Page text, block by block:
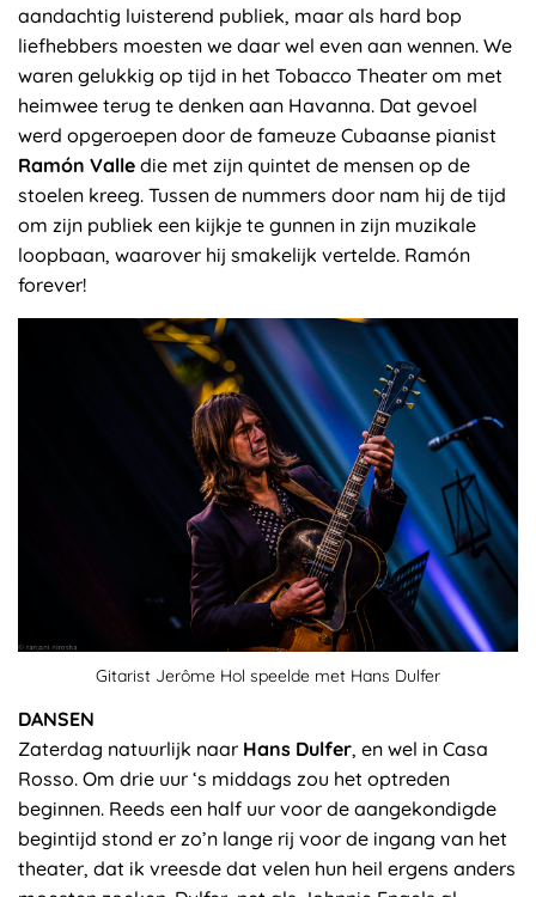
aandachtig luisterend publiek, maar als hard bop
liefhebbers moesten we daar wel even aan wennen. We
waren gelukkig op tijd in het Tobacco Theater om met
heimwee terug te denken aan Havanna. Dat gevoel
werd opgeroepen door de fameuze Cubaanse pianist
Ramón Valle die met zijn quintet de mensen op de
stoelen kreeg. Tussen de nummers door nam hij de tijd
om zijn publiek een kijkje te gunnen in zijn muzikale
loopbaan, waarover hij smakelijk vertelde. Ramón
forever!
Gitarist Jerôme Hol speelde met Hans Dulfer
DANSEN
Zaterdag natuurlijk naar Hans Dulfer, en wel in Casa
Rosso. Om drie uur ‘s middags zou het optreden
beginnen. Reeds een half uur voor de aangekondigde
begintijd stond er zo’n lange rij voor de ingang van het
theater, dat ik vreesde dat velen hun heil ergens anders